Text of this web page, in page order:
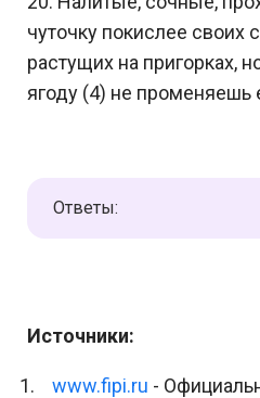
чуточку покислее своих
растущих на пригорках,
ягоду (4) не променяешь
Ответы:
Источники:
www.fipi.ru -